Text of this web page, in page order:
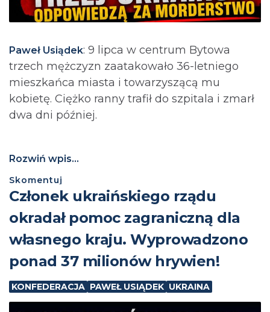
Paweł Usiądek: 9 lipca w centrum Bytowa
trzech mężczyzn zaatakowało 36-letniego
mieszkańca miasta i towarzyszącą mu
kobietę. Ciężko ranny trafił do szpitala i zmarł
dwa dni później.
Rozwiń wpis...
Skomentuj
Członek ukraińskiego rządu
okradał pomoc zagraniczną dla
własnego kraju. Wyprowadzono
ponad 37 milionów hrywien!
KONFEDERACJA PAWEŁ USIĄDEK UKRAINA